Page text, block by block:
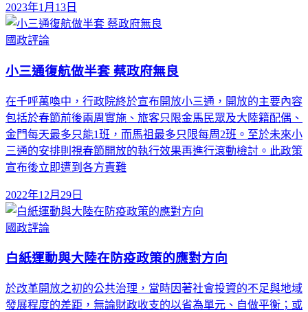
2023年1月13日
國政評論
小三通復航做半套 蔡政府無良
在千呼萬喚中，行政院終於宣布開放小三通，開放的主要內容
包括於春節前後兩周實施、旅客只限金馬民眾及大陸籍配偶、
金門每天最多只能1班，而馬祖最多只限每周2班。至於未來小
三通的安排則視春節開放的執行效果再進行滾動檢討。此政策
宣布後立即遭到各方責難
2022年12月29日
國政評論
白紙運動與大陸在防疫政策的應對方向
於改革開放之初的公共治理，當時因著社會投資的不足與地域
發展程度的差距，無論財政收支的以省為單元、自做平衡；或